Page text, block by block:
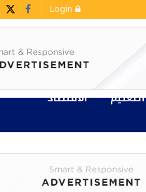
التعليم
الاقتصاد